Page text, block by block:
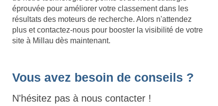
éprouvée pour améliorer votre classement dans les
résultats des moteurs de recherche. Alors n'attendez
plus et contactez-nous pour booster la visibilité de votre
site à Millau dès maintenant.
Vous avez besoin de conseils ?
N'hésitez pas à nous contacter !